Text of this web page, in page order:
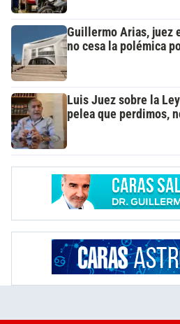
Guillermo Arias, juez
no cesa la polémica
Luis Juez sobre la
pelea que perdimos,